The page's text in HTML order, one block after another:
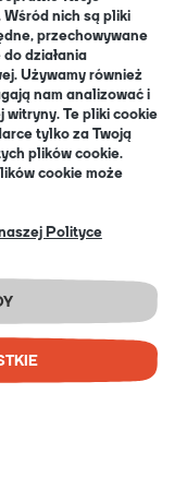
SP. Z O.O.
nich są pliki
przechowywane
działania
Używamy również
nam analizować i
witryny. Te pliki cookie
tylko za Twoją
plików cookie.
cookie może
Polityce